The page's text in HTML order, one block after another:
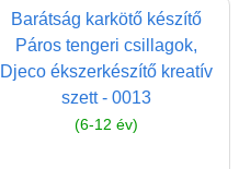
Barátság karkötő készítő
Páros tengeri csillagok,
Djeco ékszerkészítő kreatív
szett - 0013
(6-12 év)
Pasztell játékok
Papírszínház
Pixelhobby